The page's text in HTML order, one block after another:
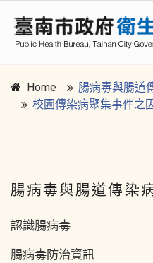
Home
腸病毒與腸道
校園傳染病聚集事件之
腸病毒與腸道傳染
認識腸病毒
腸病毒防治資訊